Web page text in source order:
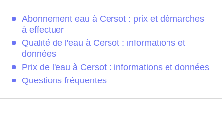
Abonnement eau à Cersot : prix et démarches
à effectuer
Qualité de l'eau à Cersot : informations et
données
Prix de l'eau à Cersot : informations et données
Questions fréquentes